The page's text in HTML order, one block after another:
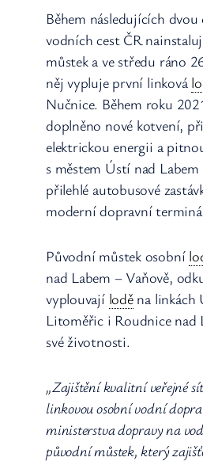
Během následujících
vodních cest ČR
můstek a ve středu ráno
něj vypluje první linková
Nučnice. Během roku
doplněno nové kotvení,
elektrickou energii a
s městem Ústí nad
přilehlé autobusové
moderní dopravní
Původní můstek osobní
nad Labem – Vaňově,
vyplouvají loděna linkách
Litoměřic i Roudnice nad
své životnosti.
„Zajištění kvalitní veřejné
linkovou osobní vodní
ministerstva dopravy na
původní můstek, který